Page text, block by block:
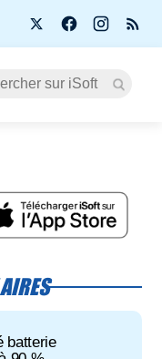
batterie